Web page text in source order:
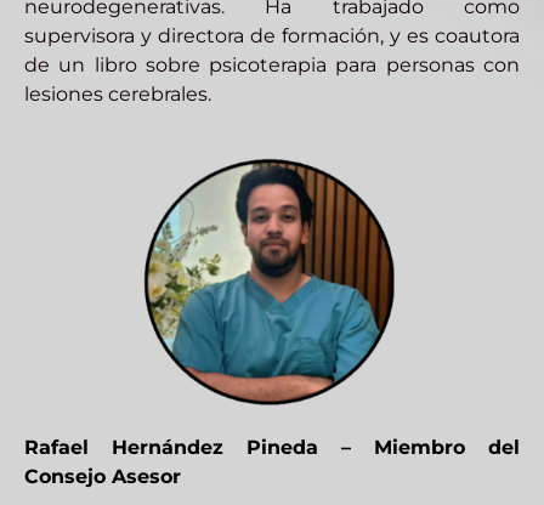
neurodegenerativas. Ha trabajado como
supervisora y directora de formación, y es coautora
de un libro sobre psicoterapia para personas con
lesiones cerebrales.
Rafael Hernández Pineda – Miembro del
Consejo Asesor